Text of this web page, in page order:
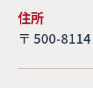
住所
〒 500-